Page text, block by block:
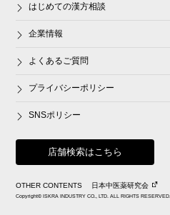
はじめての漢方相談
企業情報
よくあるご質問
プライバシーポリシー
SNSポリシー
店舗検索はこちら
OTHER CONTENTS 日本中医薬研究会
Copyright© ISKRA INDUSTRY CO., LTD. ALL RIGHTS RESERVED.